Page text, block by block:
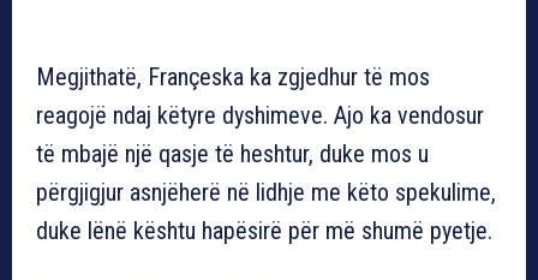
Megjithatë, Françeska ka zgjedhur të mos
reagojë ndaj këtyre dyshimeve. Ajo ka vendosur
të mbajë një qasje të heshtur, duke mos u
përgjigjur asnjëherë në lidhje me këto spekulime,
duke lënë kështu hapësirë për më shumë pyetje.